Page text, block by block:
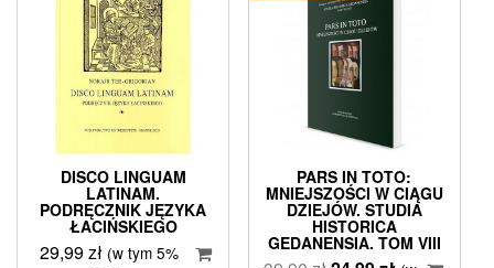
DISCO LINGUAM
LATINAM.
PODRĘCZNIK JĘZYKA
ŁACIŃSKIEGO
29,99zł (w tym 5%
PARS IN TOTO:
MNIEJSZOŚCI W CIĄGU
DZIEJÓW. STUDIA
HISTORICA
GEDANENSIA. TOM VIII